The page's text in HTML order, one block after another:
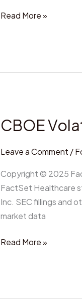
Read More »
CBOE
Leave a Comment /
Copyright © 2025
FactSet Healthcare
Inc. SEC fillings and
market data
CBOE
Index
Charts,
Data
&
News
Read More »